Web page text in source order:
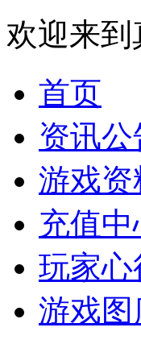
欢迎来
首页
资讯公
游戏资
充值中
玩家心
游戏图